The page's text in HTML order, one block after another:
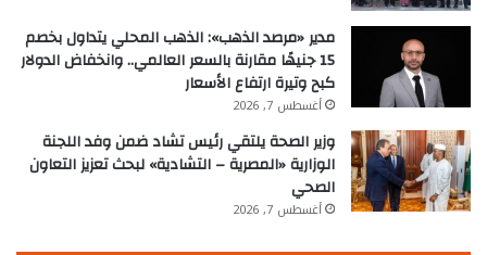
مدير «مرصد الذهب»: الذهب المحلي يتداول بخصم
15 جنيهًا مقارنة بالسعر العالمي.. وانخفاض الدولار
كبح وتيرة ارتفاع الأسعار
أغسطس 7, 2026
وزير الصحة يلتقي رئيس تشاد ضمن وفد اللجنة
الوزارية «المصرية – التشادية» لبحث تعزيز التعاون
الصحي
أغسطس 7, 2026